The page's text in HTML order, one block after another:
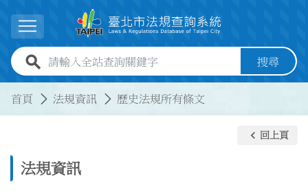
展開選單
全站查詢關鍵字欄位 搜尋
首頁 法規資訊 歷史法規所有條文
法規資訊
keyboard_arrow_left 回上頁